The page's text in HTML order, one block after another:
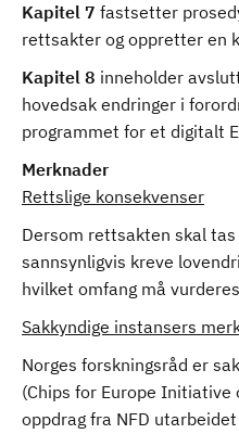
Kapitel 7 fastsetter
rettsakter og oppretter en
Kapitel 8 inneholder
hovedsak endringer i
programmet for et digitalt
Merknader
Rettslige konsekvenser
Dersom rettsakten skal
sannsynligvis kreve
hvilket omfang må
Sakkyndige instansers
Norges forskningsråd er
(Chips for Europe Initiative
oppdrag fra NFD